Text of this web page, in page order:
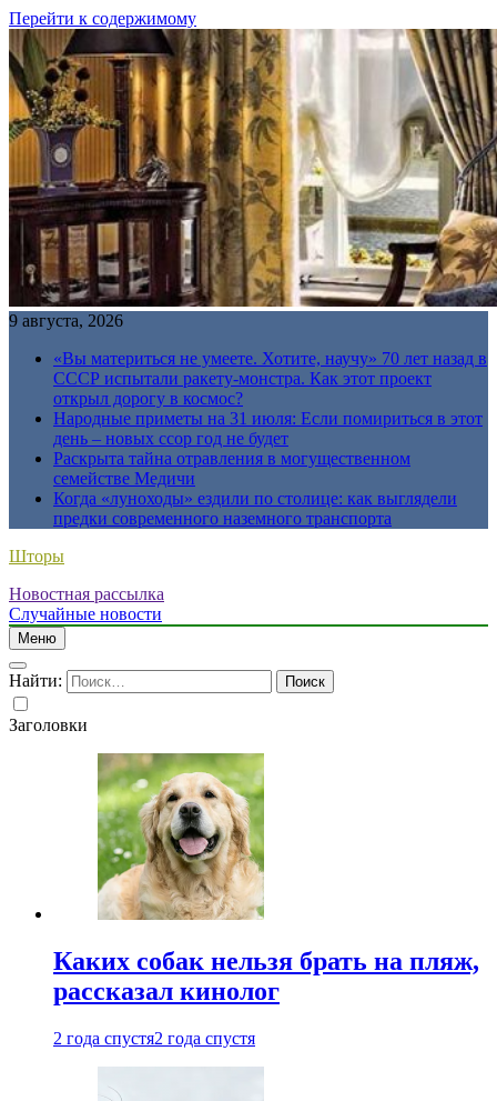
Перейти к содержимому
9 августа, 2026
«Вы материться не умеете. Хотите, научу» 70 лет назад в
СССР испытали ракету-монстра. Как этот проект
открыл дорогу в космос?
Народные приметы на 31 июля: Если помириться в этот
день – новых ссор год не будет
Раскрыта тайна отравления в могущественном
семействе Медичи
Когда «луноходы» ездили по столице: как выглядели
предки современного наземного транспорта
Шторы
Новостная рассылка
Случайные новости
Меню
Найти:
Заголовки
Каких собак нельзя брать на пляж,
рассказал кинолог
2 года спустя2 года спустя